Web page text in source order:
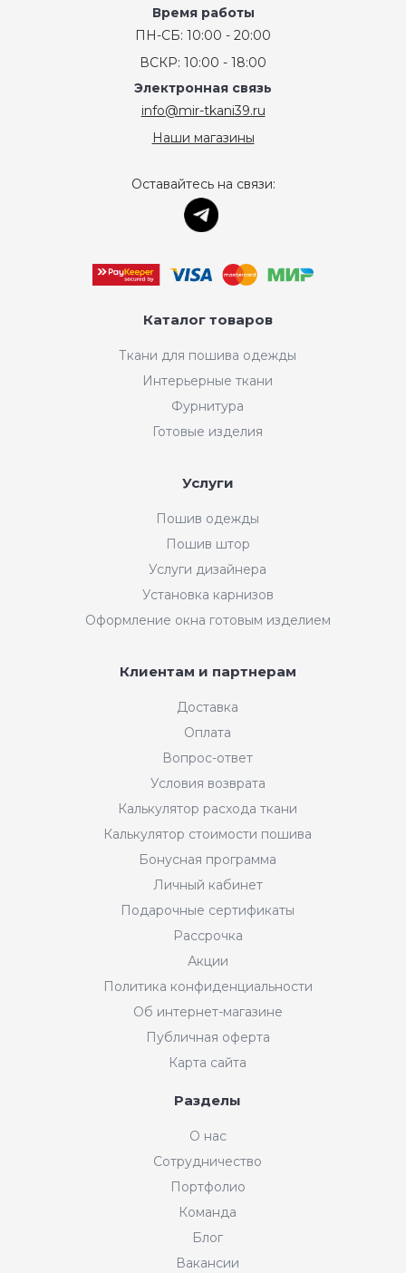
Время работы
ПН-СБ: 10:00 - 20:00
ВСКР: 10:00 - 18:00
Электронная связь
info@mir-tkani39.ru
Наши магазины
Оставайтесь на связи:
Каталог товаров
Ткани для пошива одежды
Интерьерные ткани
Фурнитура
Готовые изделия
Услуги
Пошив одежды
Пошив штор
Услуги дизайнера
Установка карнизов
Оформление окна готовым изделием
Клиентам и партнерам
Доставка
Оплата
Вопрос-ответ
Условия возврата
Калькулятор расхода ткани
Калькулятор стоимости пошива
Бонусная программа
Личный кабинет
Подарочные сертификаты
Рассрочка
Акции
Политика конфиденциальности
Об интернет-магазине
Публичная оферта
Карта сайта
Разделы
О нас
Сотрудничество
Портфолио
Команда
Блог
Вакансии